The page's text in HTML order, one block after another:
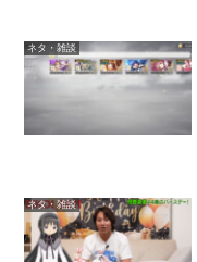
ネタ・雑談
ネタ・雑談